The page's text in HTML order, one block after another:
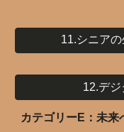
11.シニア
12.デ
カテゴリーE：未来